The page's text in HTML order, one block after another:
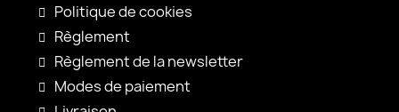
Politique de cookies
Règlement
Règlement de la newsletter
Modes de paiement